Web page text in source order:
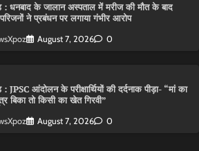
धनबाद के जालान अस्पताल में मरीज की मौत के बाद
परिजनों ने प्रबंधन पर लगाया गंभीर आरोप
August 7, 2026 0
JPSC आंदोलन के परीक्षार्थियों की दर्दनाक पीड़ा- “मां का
बिका तो किसी का खेत गिरवी”
August 7, 2026 0